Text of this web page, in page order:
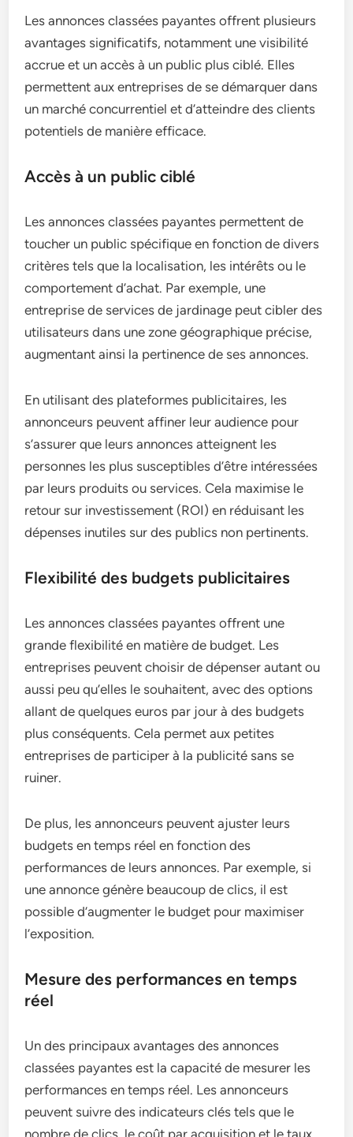
Les annonces classées payantes offrent plusieurs
avantages significatifs, notamment une visibilité
accrue et un accès à un public plus ciblé. Elles
permettent aux entreprises de se démarquer dans
un marché concurrentiel et d’atteindre des clients
potentiels de manière efficace.
Accès à un public ciblé
Les annonces classées payantes permettent de
toucher un public spécifique en fonction de divers
critères tels que la localisation, les intérêts ou le
comportement d’achat. Par exemple, une
entreprise de services de jardinage peut cibler des
utilisateurs dans une zone géographique précise,
augmentant ainsi la pertinence de ses annonces.
En utilisant des plateformes publicitaires, les
annonceurs peuvent affiner leur audience pour
s’assurer que leurs annonces atteignent les
personnes les plus susceptibles d’être intéressées
par leurs produits ou services. Cela maximise le
retour sur investissement (ROI) en réduisant les
dépenses inutiles sur des publics non pertinents.
Flexibilité des budgets publicitaires
Les annonces classées payantes offrent une
grande flexibilité en matière de budget. Les
entreprises peuvent choisir de dépenser autant ou
aussi peu qu’elles le souhaitent, avec des options
allant de quelques euros par jour à des budgets
plus conséquents. Cela permet aux petites
entreprises de participer à la publicité sans se
ruiner.
De plus, les annonceurs peuvent ajuster leurs
budgets en temps réel en fonction des
performances de leurs annonces. Par exemple, si
une annonce génère beaucoup de clics, il est
possible d’augmenter le budget pour maximiser
l’exposition.
Mesure des performances en temps
réel
Un des principaux avantages des annonces
classées payantes est la capacité de mesurer les
performances en temps réel. Les annonceurs
peuvent suivre des indicateurs clés tels que le